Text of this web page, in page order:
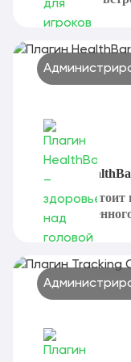
Плагин
HealthBar
для